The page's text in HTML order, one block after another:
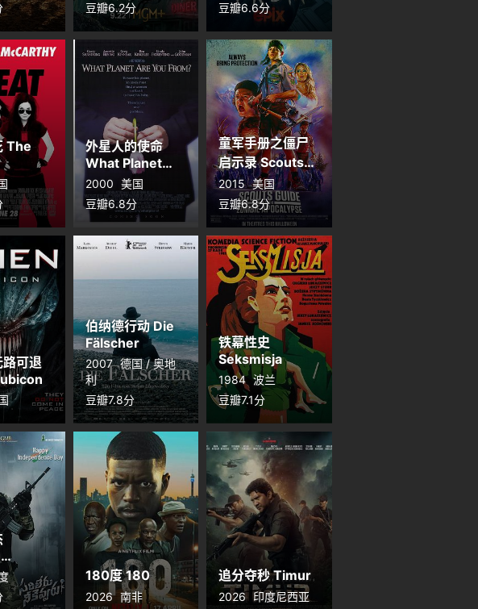
豆瓣6.2分
豆瓣6.6分
The
外星人的使命
What Planet
Are You From?
2000 美国
豆瓣6.8分
童军手册之僵尸
启示录 Scouts
Guide to the
Zombie
Apocalypse
2015 美国
豆瓣6.8分
可退
伯纳德行动 Die
Fälscher
2007 德国 / 奥地
利
豆瓣7.8分
铁幕性史
Seksmisja
1984 波兰
豆瓣7.1分
180度 180
2026 南非
追分夺秒 Timur
2026 印度尼西亚